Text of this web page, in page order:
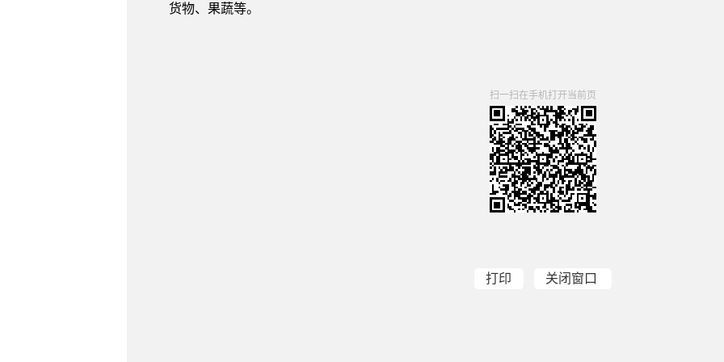
货物、果蔬等。
扫一扫在手机打开当前页
打印 关闭窗口